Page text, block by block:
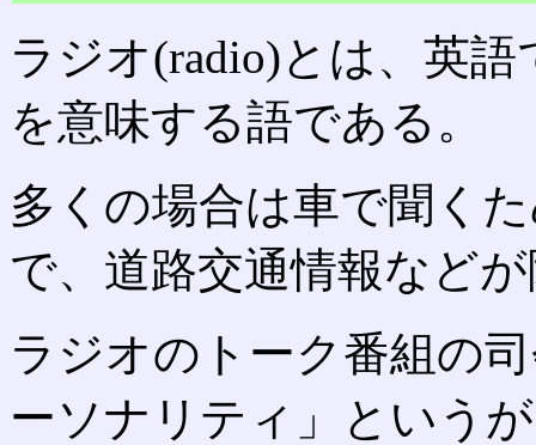
ラジオ(radio)とは、英
を意味する語である。
多くの場合は車で聞く
で、道路交通情報など
ラジオのトーク番組の
ーソナリティ」という